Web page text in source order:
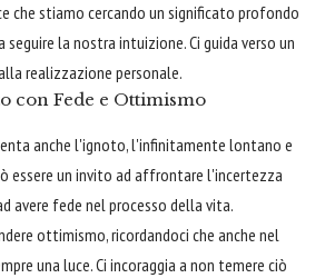
che stiamo cercando un significato profondo
seguire la nostra intuizione. Ci guida verso un
realizzazione personale.
con Fede e Ottimismo
anche l'ignoto, l'infinitamente lontano e
essere un invito ad affrontare l'incertezza
avere fede nel processo della vita.
ottimismo, ricordandoci che anche nel
una luce. Ci incoraggia a non temere ciò